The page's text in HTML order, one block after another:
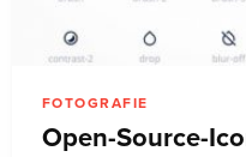
FOTOGRAFIE
Open-Source-